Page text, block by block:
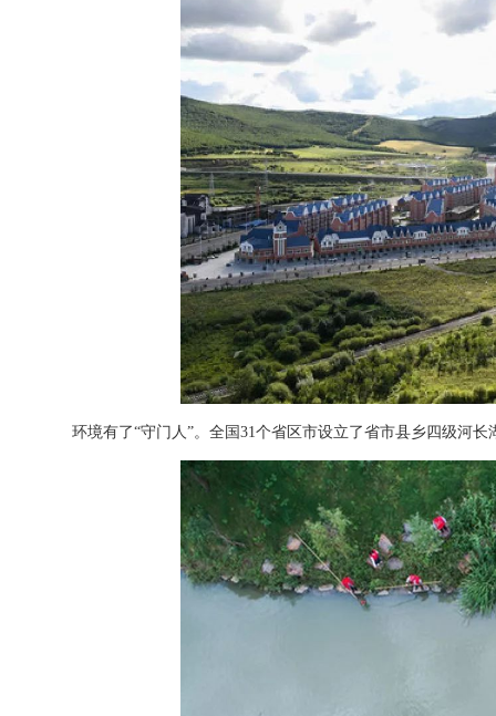
环境有了“守门人”。全国31个省区市设立了省市县乡四级河